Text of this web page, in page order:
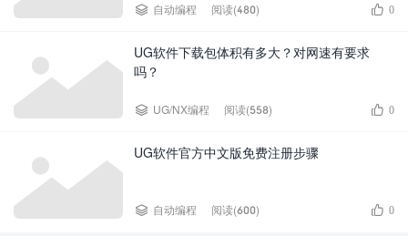
 自动编程 阅读(480)  0
UG软件下载包体积有多大？对网速有要求
吗？
 UG/NX编程 阅读(558)  0
UG软件官方中文版免费注册步骤
 自动编程 阅读(600)  0